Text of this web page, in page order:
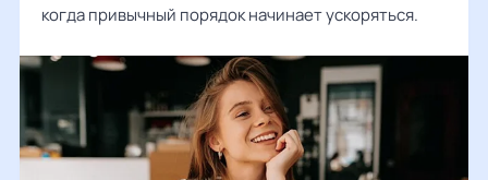
когда привычный порядок начинает ускоряться.